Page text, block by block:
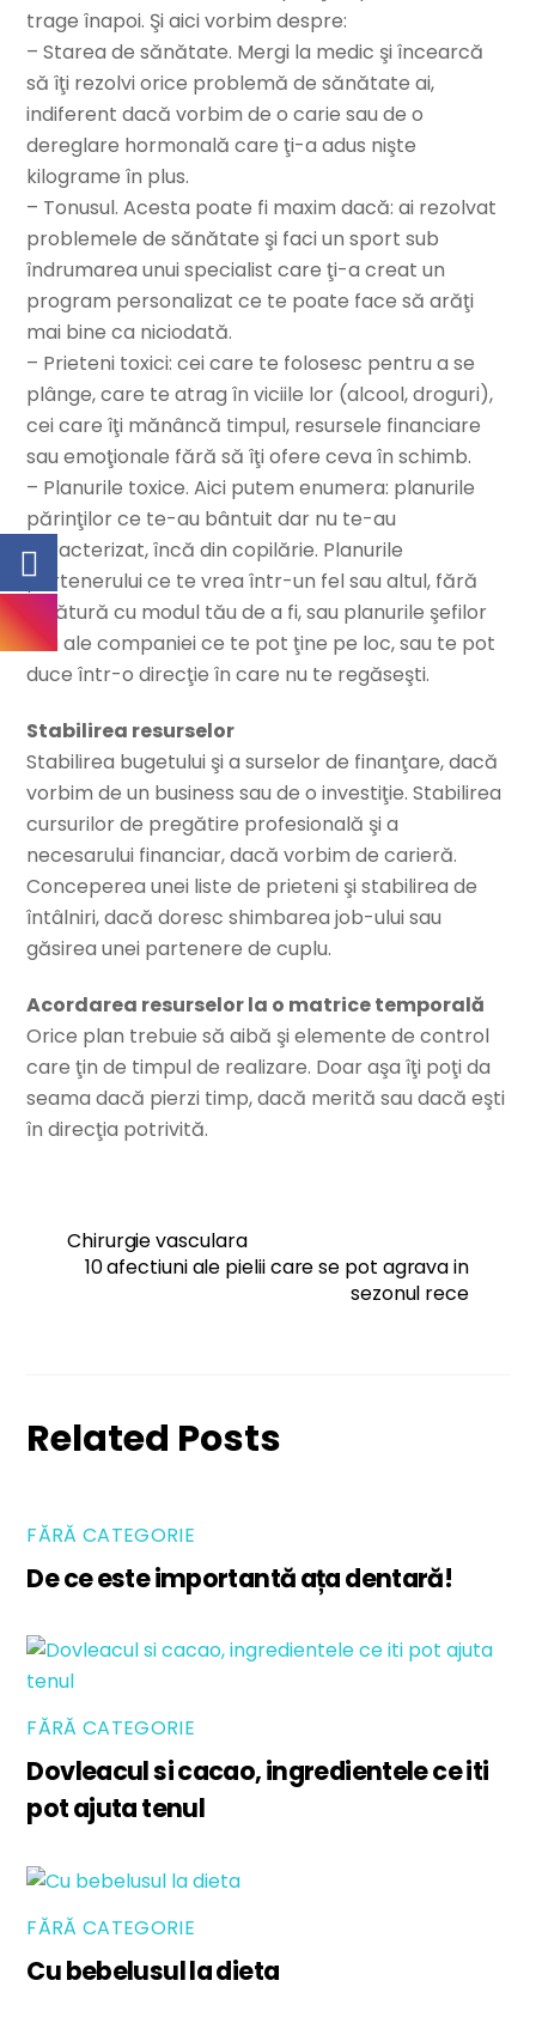
trage înapoi. Şi aici vorbim despre:
– Starea de sănătate. Mergi la medic şi încearcă
să îţi rezolvi orice problemă de sănătate ai,
indiferent dacă vorbim de o carie sau de o
dereglare hormonală care ţi-a adus nişte
kilograme în plus.
– Tonusul. Acesta poate fi maxim dacă: ai rezolvat
problemele de sănătate şi faci un sport sub
îndrumarea unui specialist care ţi-a creat un
program personalizat ce te poate face să arăţi
mai bine ca niciodată.
– Prieteni toxici: cei care te folosesc pentru a se
plânge, care te atrag în viciile lor (alcool, droguri),
cei care îţi mănâncă timpul, resursele financiare
sau emoţionale fără să îţi ofere ceva în schimb.
– Planurile toxice. Aici putem enumera: planurile
părinţilor ce te-au bântuit dar nu te-au
caracterizat, încă din copilărie. Planurile
partenerului ce te vrea într-un fel sau altul, fără
legătură cu modul tău de a fi, sau planurile şefilor
sau ale companiei ce te pot ţine pe loc, sau te pot
duce într-o direcţie în care nu te regăseşti.
Stabilirea resurselor
Stabilirea bugetului şi a surselor de finanţare, dacă
vorbim de un business sau de o investiţie. Stabilirea
cursurilor de pregătire profesională şi a
necesarului financiar, dacă vorbim de carieră.
Conceperea unei liste de prieteni şi stabilirea de
întâlniri, dacă doresc shimbarea job-ului sau
găsirea unei partenere de cuplu.
Acordarea resurselor la o matrice temporală
Orice plan trebuie să aibă şi elemente de control
care ţin de timpul de realizare. Doar aşa îţi poţi da
seama dacă pierzi timp, dacă merită sau dacă eşti
în direcţia potrivită.
Chirurgie vasculara
10 afectiuni ale pielii care se pot agrava in
sezonul rece
Related Posts
FĂRĂ CATEGORIE
De ce este importantă ața dentară!
FĂRĂ CATEGORIE
Dovleacul si cacao, ingredientele ce iti
pot ajuta tenul
FĂRĂ CATEGORIE
Cu bebelusul la dieta